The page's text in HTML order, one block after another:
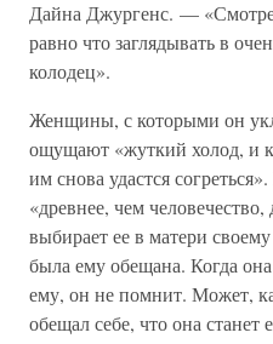
Дайна Джургенс. —
равно что заглядывать в
колодец».
Женщины, с которыми он
ощущают «жуткий холод, и
им снова удастся
«древнее, чем
выбирает ее в матери
была ему обещана. Когда
ему, он не помнит. Может,
обещал себе, что она станет